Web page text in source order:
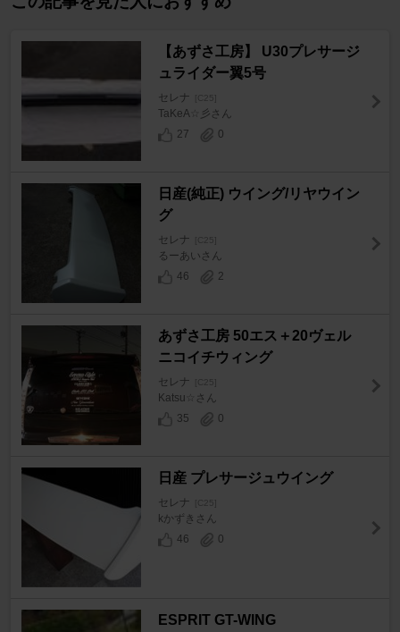
【あずさ工房】 U30プレサージ
ュライダー翼5号
セレナ
TaKeA☆彡さん
27
0
日産(純正) ウイング/リヤウイン
グ
セレナ
るーあいさん
46
2
あずさ工房 50エス＋20ヴェル
ニコイチウィング
セレナ
Katsu☆さん
35
0
日産 プレサージュウイング
セレナ
kかずきさん
46
0
ESPRIT GT-WING